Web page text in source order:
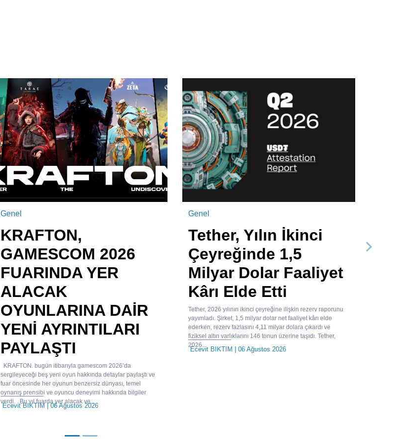
Genel
KRAFTON,
GAMESCOM 2026
FUARINDA YER
ALACAK
OYUNLARINA DAİR
YENİ AYRINTILARI
PAYLAŞTI
KRAFTON. bugün itibarıyla gamescom 2026’da
sergileyeceği beş yeni oyun hakkında detaylar paylaştı ve
fuar öncesinde her oyunun benzersiz dünyası, temel
oynanış prensibi ve oyuncu deneyimi hakkında bilgiler
verdi. Bu yıl fuarda yer alacak ve...
Ecevit BIKTIM| 06 Ağustos 2026
Genel
Tether, Yılın İkinci
Çeyreğinde 1,5
Milyar Dolar Faaliyet
Kârı Elde Etti
Tether, 2026 yılının ikinci çeyreğine ilişkin rezerv raporunu
yayımladı. Şirket, 1,5 milyar dolar net faaliyet kârı elde
ederken, rezerv fazlasını 4,11 milyar dolara çıkardı ve
fiziksel altın varlıklarını 146 tonun üzerine taşıdı. Tether,
2026...
Ecevit BIKTIM | 06 Ağustos 2026
Sonraki